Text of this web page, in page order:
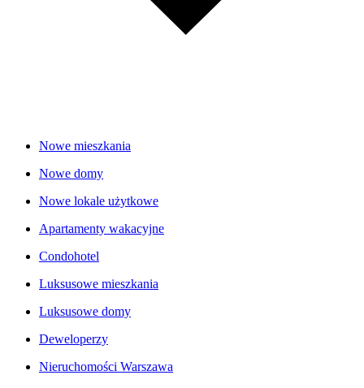
Nowe mieszkania
Nowe domy
Nowe lokale użytkowe
Apartamenty wakacyjne
Condohotel
Luksusowe mieszkania
Luksusowe domy
Deweloperzy
Nieruchomości Warszawa